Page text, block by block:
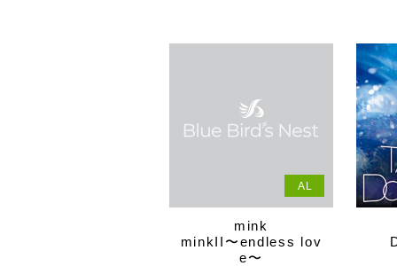
AL
mink
minkII〜endless lov
e〜